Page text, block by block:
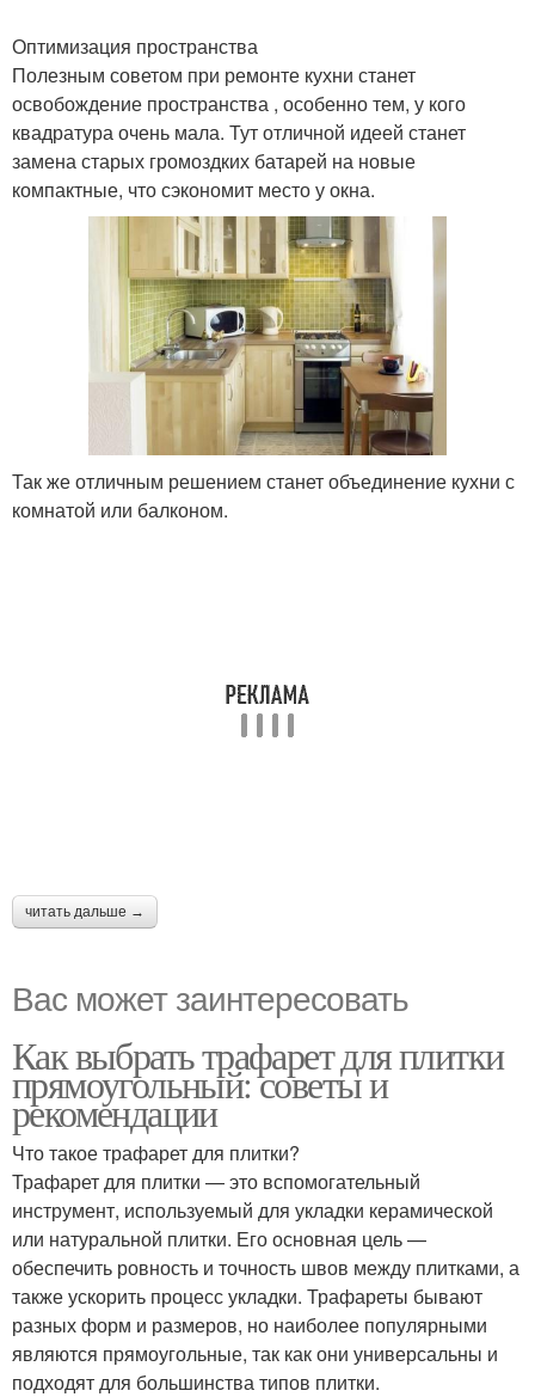
Оптимизация пространства
Полезным советом при ремонте кухни станет
освобождение пространства , особенно тем, у кого
квадратура очень мала. Тут отличной идеей станет
замена старых громоздких батарей на новые
компактные, что сэкономит место у окна.
Так же отличным решением станет объединение кухни с
комнатой или балконом.
читать дальше →
Вас может заинтересовать
Как выбрать трафарет для плитки
прямоугольный: советы и
рекомендации
Что такое трафарет для плитки?
Трафарет для плитки — это вспомогательный
инструмент, используемый для укладки керамической
или натуральной плитки. Его основная цель —
обеспечить ровность и точность швов между плитками, а
также ускорить процесс укладки. Трафареты бывают
разных форм и размеров, но наиболее популярными
являются прямоугольные, так как они универсальны и
подходят для большинства типов плитки.